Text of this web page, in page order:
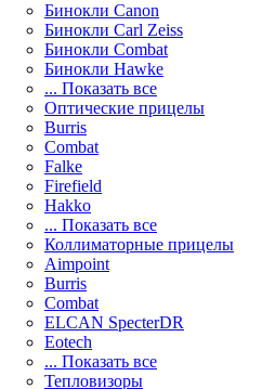
Бинокли Canon
Бинокли Carl Zeiss
Бинокли Combat
Бинокли Hawke
... Показать все
Оптические прицелы
Burris
Combat
Falke
Firefield
Hakko
... Показать все
Коллиматорные прицелы
Aimpoint
Burris
Combat
ELCAN SpecterDR
Eotech
... Показать все
Тепловизоры